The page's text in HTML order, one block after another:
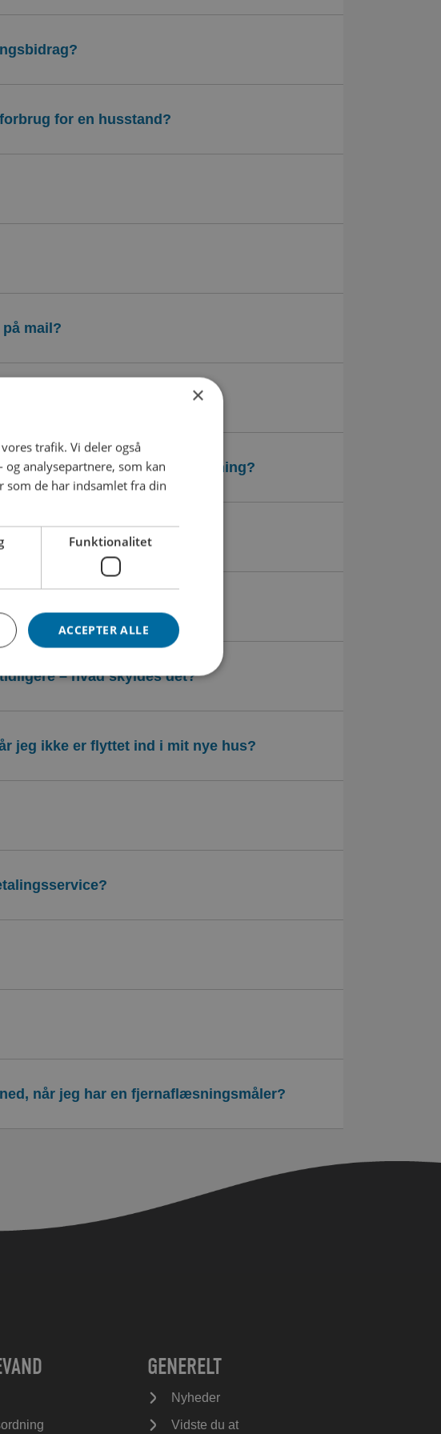
for en husstand?
mail?
– kan jeg få afdragsordning?
betalt regningen?
– hvad skyldes det?
jeg ikke er flyttet ind i mit nye hus?
når jeg har en fjernaflæsningsmåler?
GENERELT
Nyheder
Vidste du at
×
trafik. Vi deler også
analysepartnere, som kan
som de har indsamlet fra din
Funktionalitet
ACCEPTER ALLE